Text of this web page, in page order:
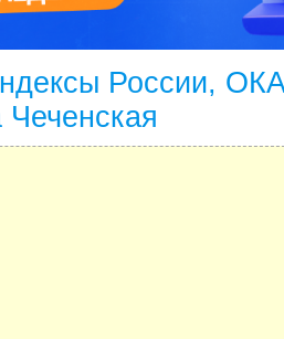
России,
Чеченская